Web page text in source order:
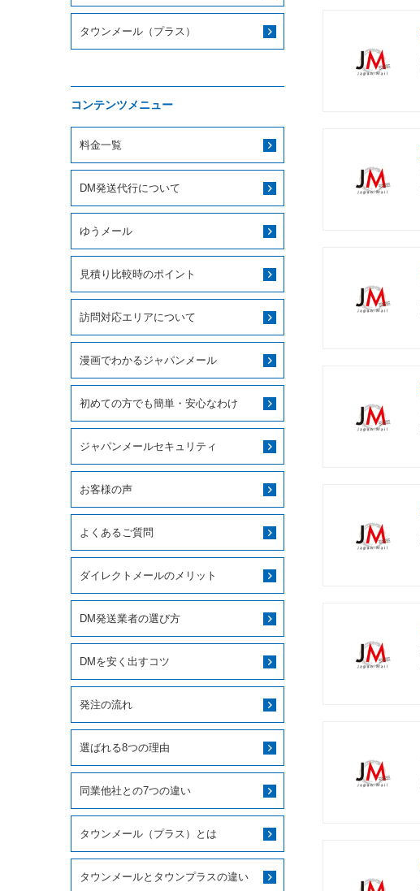
タウンメール（プラス）
コンテンツメニュー
料金一覧
DM発送代行について
ゆうメール
見積り比較時のポイント
訪問対応エリアについて
漫画でわかるジャパンメール
初めての方でも簡単・安心なわけ
ジャパンメールセキュリティ
お客様の声
よくあるご質問
ダイレクトメールのメリット
DM発送業者の選び方
DMを安く出すコツ
発注の流れ
選ばれる8つの理由
同業他社との7つの違い
タウンメール（プラス）とは
タウンメールとタウンプラスの違い